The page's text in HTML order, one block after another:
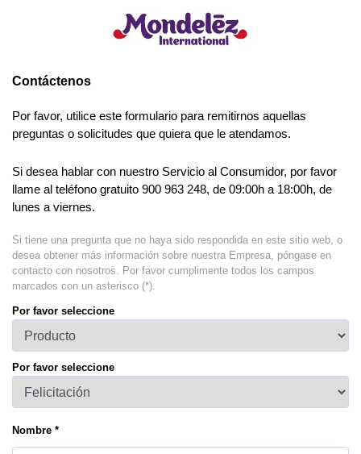
Contáctenos
Por favor, utilice este formulario para remitirnos aquellas
preguntas o solicitudes que quiera que le atendamos.
Si desea hablar con nuestro Servicio al Consumidor, por favor
llame al teléfono gratuito 900 963 248, de 09:00h a 18:00h, de
lunes a viernes.
Si tiene una pregunta que no haya sido respondida en este sitio web, o
desea obtener más información sobre nuestra Empresa, póngase en
contacto con nosotros. Por favor cumplimente todos los campos
marcados con un asterisco (*).
Por favor seleccione
Por favor seleccione
Nombre *